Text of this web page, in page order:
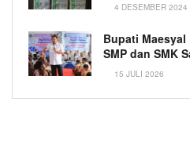
4 DESEMBER 2024
Bupati
SMP dan SMK
15 JULI 2026